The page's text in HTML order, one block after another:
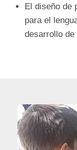
El diseño de
para el
desarrollo